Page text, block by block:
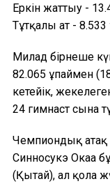
Еркін жаттығу -
Тұтқалы ат - 8.533
Милад бірнеше
82.065 ұпаймен
кетейік,
24 гимнаст сынға
Чемпиондық атақ
Синносукэ Окаға
(Қытай), ал қола